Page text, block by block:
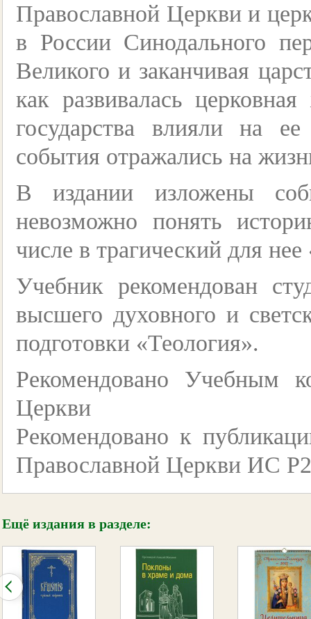
Православной Церкви и
в России Синодального
Великого и заканчивая
как развивалась
государства влияли на
события отражались на
В издании изложены
невозможно понять
числе в трагический для
Учебник рекомендован
высшего духовного и
подготовки «Теология».
Рекомендовано Учебным
Церкви
Рекомендовано к
Православной Церкви ИС
Ещё издания в разделе: